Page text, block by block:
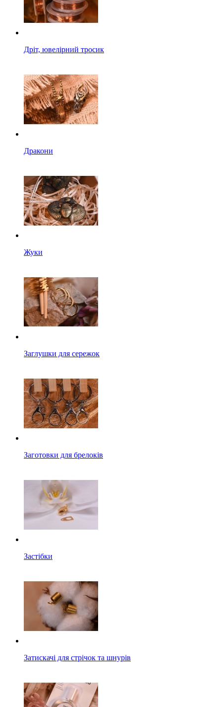
Дріт, ювелірний тросик
Дракони
Жуки
Заглушки для сережок
Заготовки для брелоків
Застібки
Затискачі для стрічок та шнурів